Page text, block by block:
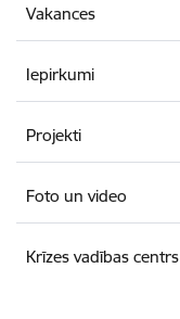
Vakances
Iepirkumi
Projekti
Foto un video
Krīzes vadības centrs